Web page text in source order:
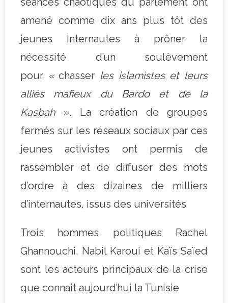
amené comme dix ans plus tôt des
jeunes internautes à prôner la
nécessité d’un soulèvement
pour «chasser les islamistes et leurs
alliés mafieux du Bardo et de la
Kasbah ». La création de groupes
fermés sur les réseaux sociaux par ces
jeunes activistes ont permis de
rassembler et de diffuser des mots
d’ordre à des dizaines de milliers
d’internautes, issus des universités
Trois hommes politiques Rachel
Ghannouchi, Nabil Karoui et Kaïs Saïed
sont les acteurs principaux de la crise
que connait aujourd’hui la Tunisie